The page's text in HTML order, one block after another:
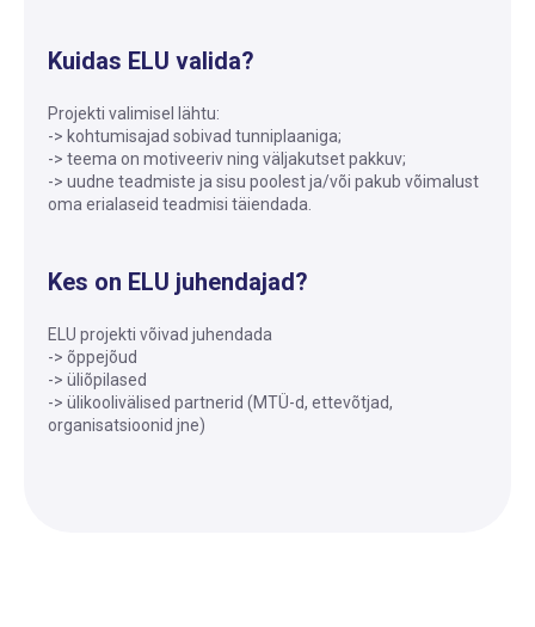
Kuidas ELU valida?
Projekti valimisel lähtu:
-> kohtumisajad sobivad tunniplaaniga;
-> teema on motiveeriv ning väljakutset pakkuv;
-> uudne teadmiste ja sisu poolest ja/või pakub võimalust
oma erialaseid teadmisi täiendada.
Kes on ELU juhendajad?
ELU projekti võivad juhendada
-> õppejõud
-> üliõpilased
-> ülikoolivälised partnerid (MTÜ-d, ettevõtjad,
organisatsioonid jne)